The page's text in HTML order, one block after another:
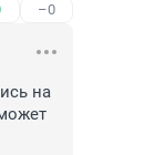
–0
на